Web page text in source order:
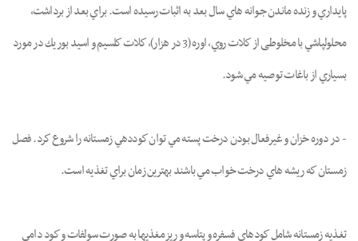
پايداري و زنده ماندن جوانه هاي سال بعد به اثبات رسيده است. براي بعد از برداشت،
محلولپاشي با مخلوطی از كلات روي، اوره (3 در هزار)، كلات كلسيم و اسيد بوريك در مورد
بسياري از باغات توصيه مي شود.
- در دوره خزان و غيرفعال بودن درخت پسته مي توان كوددهي زمستانه را شروع كرد. فصل
زمستان كه ريشه هاي درخت خواب مي باشند بهترين زمان براي تغذيه است.
تغذيه زمستانه شامل كودهاي فسفره و پتاسه و ريزمغذيها به صورت سولفات و كود دامي